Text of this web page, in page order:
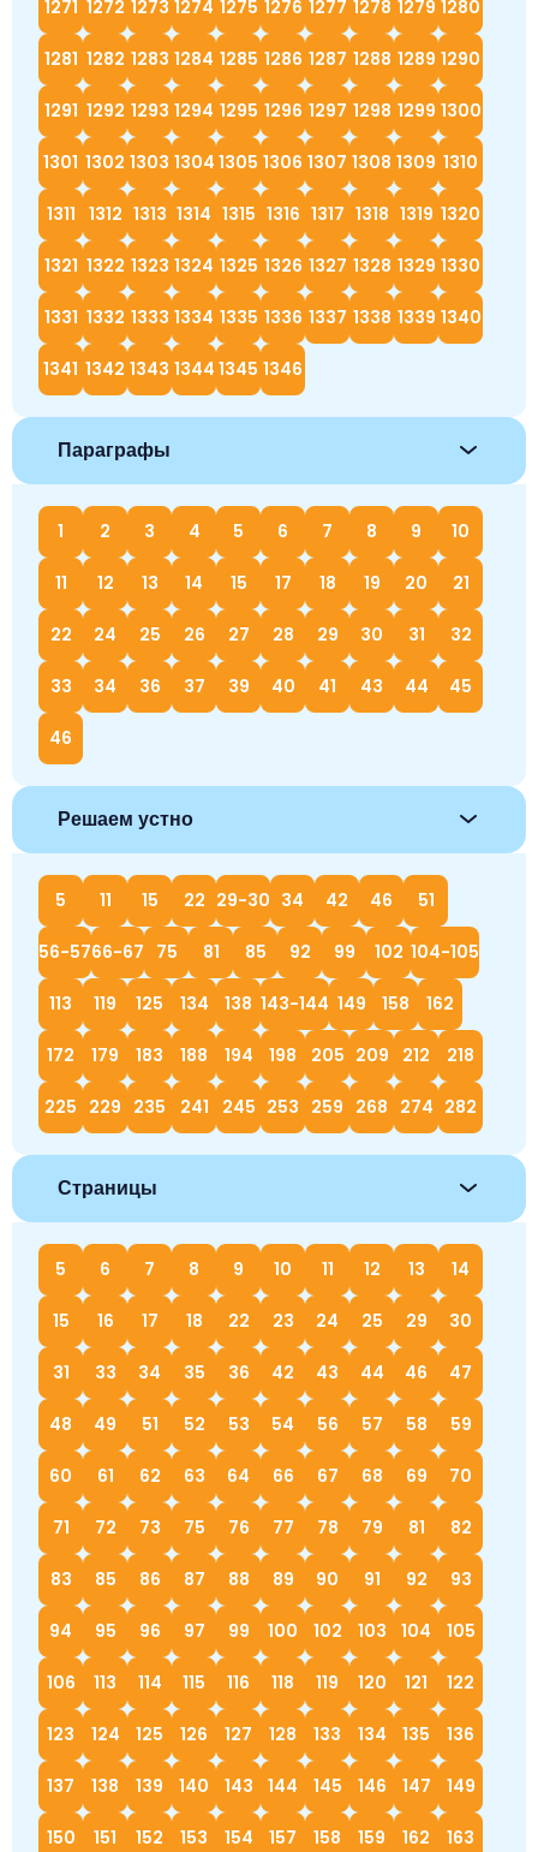
1271 1272 1273 1274 1275 1276 1277 1278 1279 1280
1281 1282 1283 1284 1285 1286 1287 1288 1289 1290
1291 1292 1293 1294 1295 1296 1297 1298 1299 1300
1301 1302 1303 1304 1305 1306 1307 1308 1309 1310
1311 1312 1313 1314 1315 1316 1317 1318 1319 1320
1321 1322 1323 1324 1325 1326 1327 1328 1329 1330
1331 1332 1333 1334 1335 1336 1337 1338 1339 1340
1341 1342 1343 1344 1345 1346
Параграфы
1 2 3 4 5 6 7 8 9 10
11 12 13 14 15 17 18 19 20 21
22 24 25 26 27 28 29 30 31 32
33 34 36 37 39 40 41 43 44 45
46
Решаем устно
5 11 15 22 29-30 34 42 46 51
56-5766-67 75 81 85 92 99 102 104-105
113 119 125 134 138 143-144 149 158 162
172 179 183 188 194 198 205 209 212 218
225 229 235 241 245 253 259 268 274 282
Страницы
5 6 7 8 9 10 11 12 13 14
15 16 17 18 22 23 24 25 29 30
31 33 34 35 36 42 43 44 46 47
48 49 51 52 53 54 56 57 58 59
60 61 62 63 64 66 67 68 69 70
71 72 73 75 76 77 78 79 81 82
83 85 86 87 88 89 90 91 92 93
94 95 96 97 99 100 102 103 104 105
106 113 114 115 116 118 119 120 121 122
123 124 125 126 127 128 133 134 135 136
137 138 139 140 143 144 145 146 147 149
150 151 152 153 154 157 158 159 162 163